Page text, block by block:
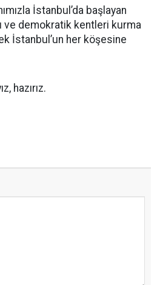
İstanbul’da başlayan
ve demokratik kentleri kurma
İstanbul’un her köşesine
hazırız.